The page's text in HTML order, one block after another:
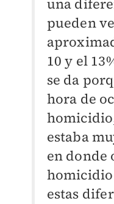
una
pueden
10 y el
se da
hora de
estaba
en donde
estas